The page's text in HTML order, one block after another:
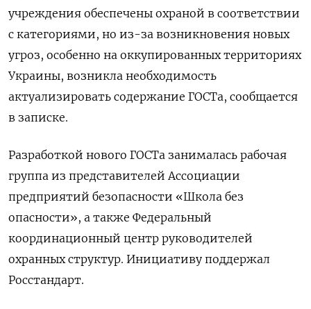
учреждения обеспечены охраной в соответствии
с категориями, но из-за возникновения новых
угроз, особенно на оккупированных территориях
Украины, возникла необходимость
актуализировать содержание ГОСТа, сообщается
в записке.
Разработкой нового ГОСТа занималась рабочая
группа из представителей Ассоциации
предприятий безопасности «Школа без
опасности», а также Федеральный
координационный центр руководителей
охранных структур. Инициативу поддержал
Росстандарт.